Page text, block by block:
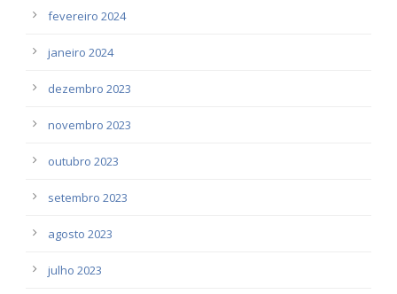
fevereiro 2024
janeiro 2024
dezembro 2023
novembro 2023
outubro 2023
setembro 2023
agosto 2023
julho 2023